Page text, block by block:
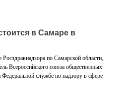
в Самаре в
по Самарской области,
Всероссийского союза общественных
Федеральной службе по надзору в сфере